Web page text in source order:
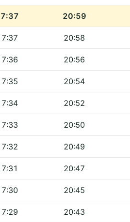
20:59
20:58
20:56
20:54
20:52
20:50
20:49
20:47
20:45
20:43